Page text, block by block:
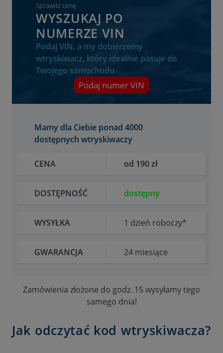
Sprawdź cenę
WYSZUKAJ PO
NUMERZE VIN
Podaj VIN, a my dobierzemy
wtryskiwacz, który idealnie pasuje do
Twojego samochodu
Podaj numer VIN
Mamy dla Ciebie ponad 4000
dostępnych wtryskiwaczy
CENA od 190 zł
DOSTĘPNOŚĆ dostępny
WYSYŁKA 1 dzień roboczy*
GWARANCJA 24 miesiące
Zamówienia złożone do godz. 15 wysyłamy tego
samego dnia!
Jak odczytać kod wtryskiwacza?